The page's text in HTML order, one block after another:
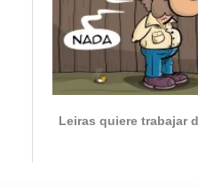
Leiras quiere trabajar